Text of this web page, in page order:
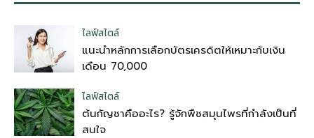
ไลฟ์สไตล์
แนะนำหลักการเลือกบัตรเครดิตให้เหมาะกับเงิน
เดือน 70,000
ไลฟ์สไตล์
ต้นกัญชาคืออะไร? รู้จักพืชสมุนไพรที่กำลังเป็นที่
สนใจ